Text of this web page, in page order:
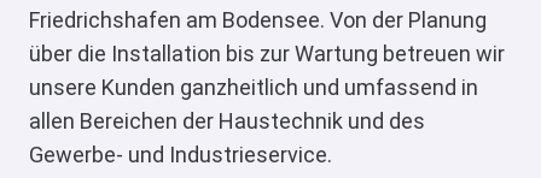
Friedrichshafen am Bodensee. Von der Planung
über die Installation bis zur Wartung betreuen wir
unsere Kunden ganzheitlich und umfassend in
allen Bereichen der Haustechnik und des
Gewerbe- und Industrieservice.